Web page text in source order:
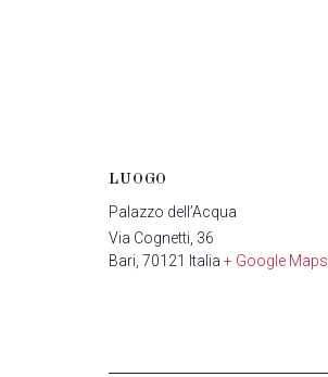
LUOGO
Palazzo dell’Acqua
Via Cognetti, 36
Bari 70121 Italia + Google Maps